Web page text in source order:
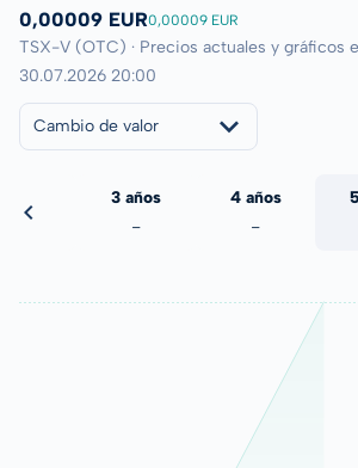
0,00009 EUR0,00009 EUR
TSX-V (OTC) · Precios actuales y gráficos
30.07.2026 20:00
Cambio de valor
3 años
-
4 años
-